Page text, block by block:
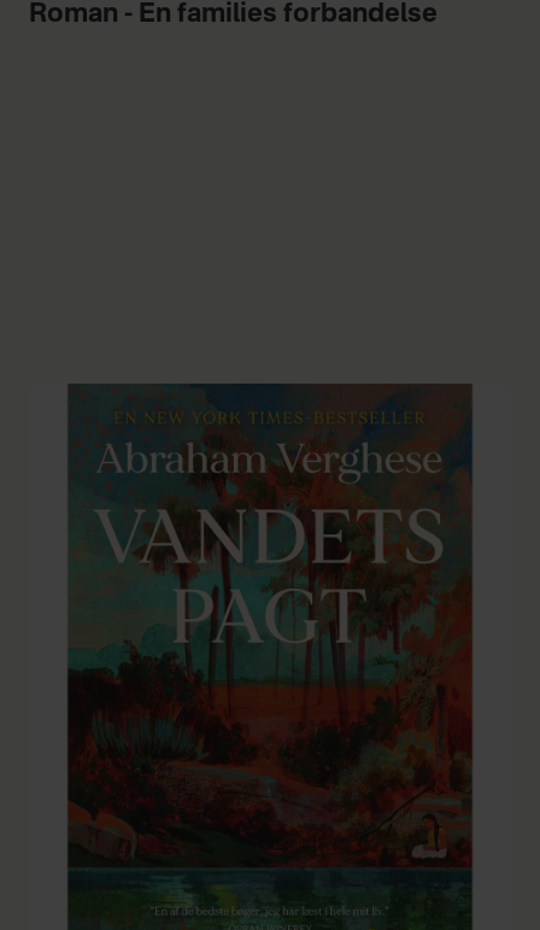
Roman - En families forbandelse